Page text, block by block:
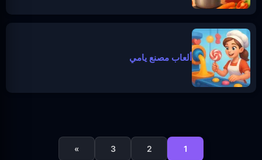
ألعاب مصنع يامي
1
2
3
»